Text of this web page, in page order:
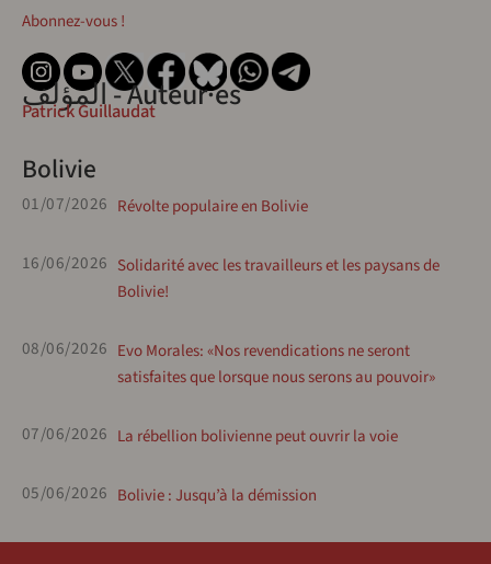
Abonnez-vous !
المؤلف - Auteur·esPatrick Guillaudat
Bolivie
01/07/2026 Révolte populaire en Bolivie
16/06/2026 Solidarité avec les travailleurs et les paysans de
Bolivie!
08/06/2026 Evo Morales: «Nos revendications ne seront
satisfaites que lorsque nous serons au pouvoir»
07/06/2026 La rébellion bolivienne peut ouvrir la voie
05/06/2026 Bolivie : Jusqu’à la démission